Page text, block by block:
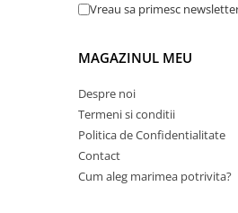
Vreau sa primesc
MAGAZINUL MEU
Despre noi
Termeni si conditii
Politica de Confidentialitate
Contact
Cum aleg marimea potrivita?